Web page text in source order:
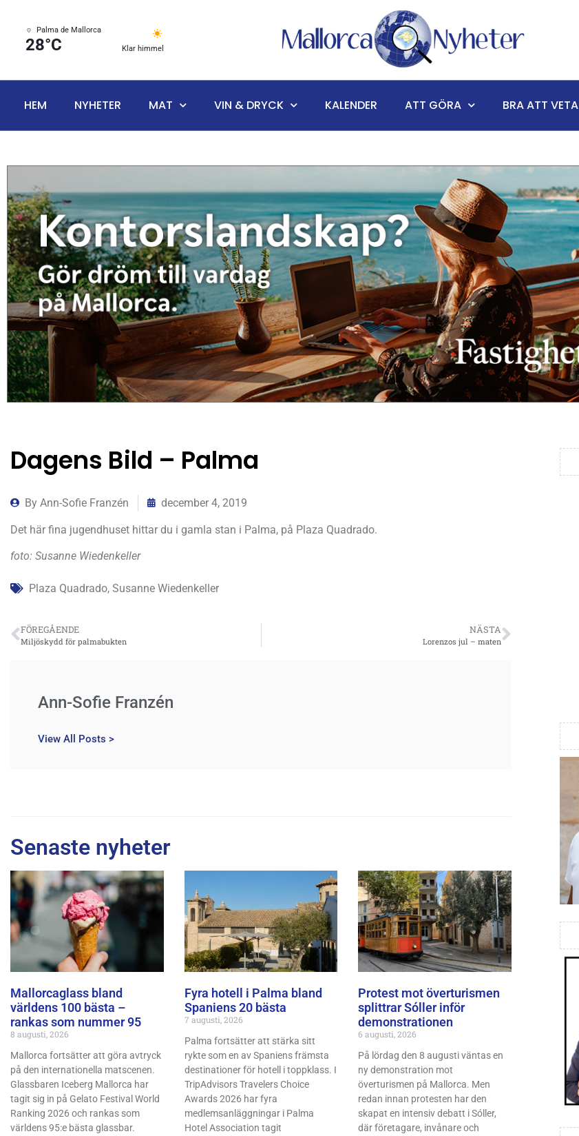
Palma de Mallorca
28°C Klar himmel
HEM NYHETER MAT VIN & DRYCK KALENDER ATT GÖRA BRA ATT VETA
Dagens Bild – Palma
By Ann-Sofie Franzén december 4, 2019
Det här fina jugendhuset hittar du i gamla stan i Palma, på Plaza Quadrado.
foto: Susanne Wiedenkeller
Plaza Quadrado, Susanne Wiedenkeller
FÖREGÅENDE
Miljöskydd för palmabukten
NÄSTA
Lorenzos jul – maten
Ann-Sofie Franzén
View All Posts >
Senaste nyheter
Mallorcaglass bland
världens 100 bästa –
rankas som nummer 95
8 augusti, 2026
Mallorca fortsätter att göra avtryck
på den internationella matscenen.
Glassbaren Iceberg Mallorca har
tagit sig in på Gelato Festival World
Ranking 2026 och rankas som
världens 95:e bästa glassbar.
Fyra hotell i Palma bland
Spaniens 20 bästa
7 augusti, 2026
Palma fortsätter att stärka sitt
rykte som en av Spaniens främsta
destinationer för hotell i toppklass. I
TripAdvisors Travelers Choice
Awards 2026 har fyra
medlemsanläggningar i Palma
Hotel Association tagit
Protest mot överturismen
splittrar Sóller inför
demonstrationen
6 augusti, 2026
På lördag den 8 augusti väntas en
ny demonstration mot
överturismen på Mallorca. Men
redan innan protesten har den
skapat en intensiv debatt i Sóller,
där företagare, invånare och